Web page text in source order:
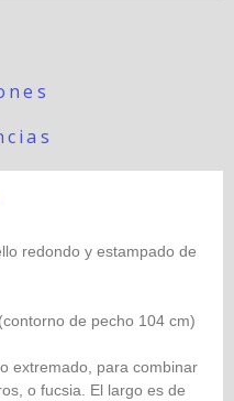
redondo y estampado de
de pecho 104 cm)
extremado, para combinar
o fucsia. El largo es de